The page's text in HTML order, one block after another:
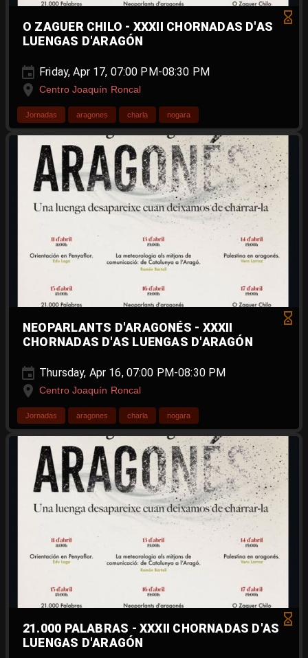
O ZAGUER CHILO - XXXII CHORNADAS D'AS
LUENGAS D'ARAGÓN
Friday, Apr 17, 07:00 PM-08:30 PM
Centro Joaquín Roncal
Jornadas aragones charla nogara
NEOPARLANTS D'ARAGONÉS - XXXII
CHORNADAS D'AS LUENGAS D'ARAGÓN
Thursday, Apr 16, 07:00 PM-08:30 PM
Centro Joaquín Roncal
Jornadas aragones charla nogara
21.000 PALABRAS - XXXII CHORNADAS D'AS
LUENGAS D'ARAGÓN